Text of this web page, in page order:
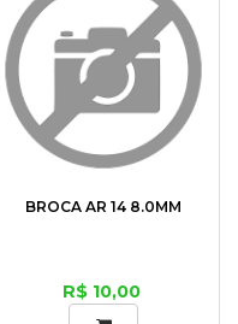
BROCA AR 14 8.0MM
R$ 10,00